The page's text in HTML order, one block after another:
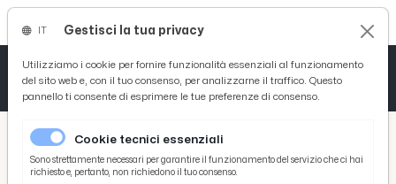
/ Picenotime
/ Comunicati Stampa
San Benedetto del Tronto, pista ''Panfili'' aperta fino a notte fonda il 1° Luglio
Gestisci la tua privacy
Utilizziamo i cookie per fornire funzionalità essenziali al funzionamento
del sito web e, con il tuo consenso, per analizzarne il traffico. Questo
pannello ti consente di esprimere le tue preferenze di consenso.
Cookie tecnici essenziali
Sono strettamente necessari per garantire il funzionamento del servizio che ci hai
richiesto e, pertanto, non richiedono il tuo consenso.
Tutto News
Tutto Sport
Basket
Tutto Curiosità